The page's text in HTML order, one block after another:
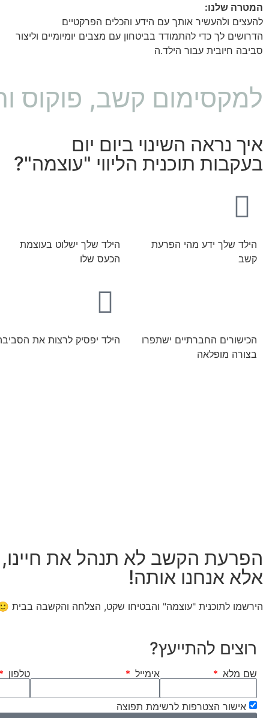
המטרה שלנו:
להעצים ולהעשיר אותך עם הידע והכלים הפרקטיים
הדרושים לך כדי להתמודד בביטחון עם מצבים יומיומיים וליצור
סביבה חיובית עבור הילד.ה
למקסימום קשב, פוקוס
איך נראה השינוי ביום יום
בעקבות תוכנית הליווי "עוצמה"?
הילד שלך ידע מהי הפרעת
קשב
הילד שלך ישלוט בעוצמת
הכעס שלו
הכישורים החברתיים ישתפרו
בצורה מופלאה
הילד יפסיק לרצות את
הפרעת הקשב לא תנהל את חיינו,
אלא אנחנו אותה!
הירשמו לתוכנית "עוצמה" והבטיחו שקט, הצלחה והקשבה בבית
רוצים להתייעץ?
שם מלא אימייל טלפון
אישור הצטרפות לרשימת תפוצה